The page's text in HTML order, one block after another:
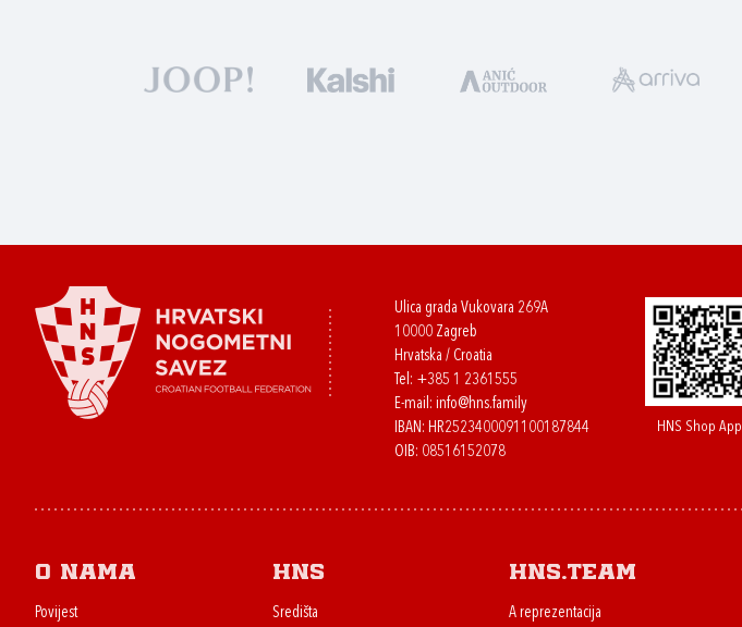
Ulica grada Vukovara 269A
10000 Zagreb
Hrvatska / Croatia
Tel: +385 1 2361555
E-mail: info@hns.family
IBAN: HR2523400091100187844
OIB: 08516152078
HNS Shop App
O nama
Povijest
HNS
Središta
HNS.team
A reprezentacija